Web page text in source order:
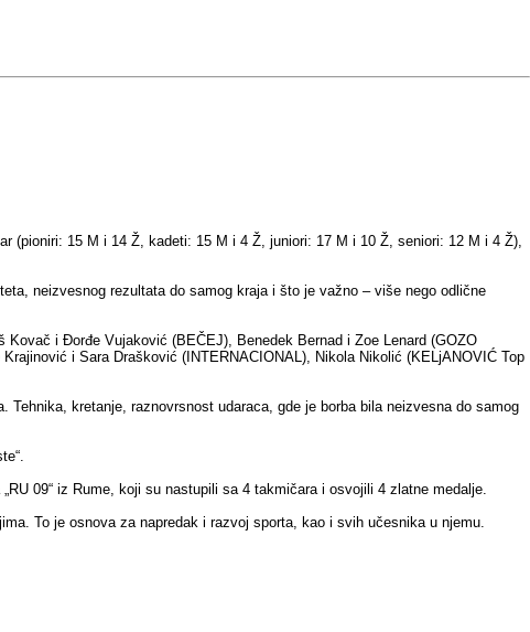
(pioniri: 15 M i 14 Ž, kadeti: 15 M i 4 Ž, juniori: 17 M i 10 Ž, seniori: 12 M i 4 Ž),
neizvesnog rezultata do samog kraja i što je važno – više nego odlične
i Đorđe Vujaković (BEČEJ), Benedek Bernad i Zoe Lenard (GOZO
i Sara Drašković (INTERNACIONAL), Nikola Nikolić (KELjANOVIĆ Top
kretanje, raznovrsnost udaraca, gde je borba bila neizvesna do samog
09“ iz Rume, koji su nastupili sa 4 takmičara i osvojili 4 zlatne medalje.
To je osnova za napredak i razvoj sporta, kao i svih učesnika u njemu.